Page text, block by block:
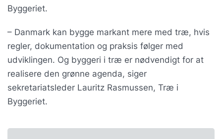
Byggeriet.
– Danmark kan bygge markant mere med træ, hvis
regler, dokumentation og praksis følger med
udviklingen. Og byggeri i træ er nødvendigt for at
realisere den grønne agenda, siger
sekretariatsleder Lauritz Rasmussen, Træ i
Byggeriet.